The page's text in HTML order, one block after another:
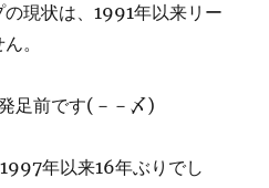
現状は、1991年以来リー
。
足前です(－－〆)
年以来16年ぶりでし